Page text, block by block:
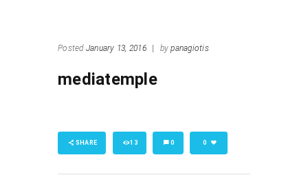
Posted January 13, 2016 | bypanagiotis
mediatemple
SHARE 13 0 0